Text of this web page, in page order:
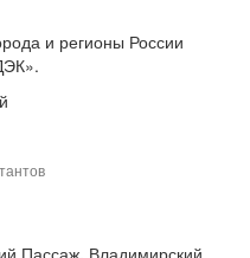
и регионы России